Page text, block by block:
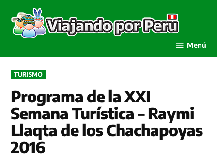
contenido
por
Menú
PUBLICADO
EN
TURISMO
Programa de la XXI
Semana Turística – Raymi
Llaqta de los Chachapoyas
2016